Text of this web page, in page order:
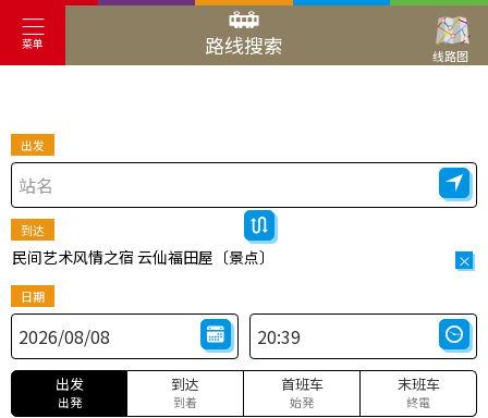
菜单 路线搜索 线路图
出发
到达
民间艺术风情之宿 云仙福田屋〔景点〕 ×
日期
出发
出発
到达
到着
首班车
始発
末班车
終電